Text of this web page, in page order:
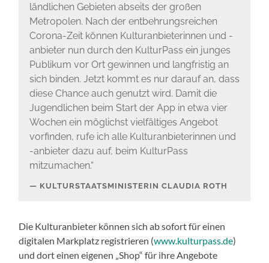
ländlichen Gebieten abseits der großen
Metropolen. Nach der entbehrungsreichen
Corona-Zeit können Kulturanbieterinnen und -
anbieter nun durch den KulturPass ein junges
Publikum vor Ort gewinnen und langfristig an
sich binden. Jetzt kommt es nur darauf an, dass
diese Chance auch genutzt wird. Damit die
Jugendlichen beim Start der App in etwa vier
Wochen ein möglichst vielfältiges Angebot
vorfinden, rufe ich alle Kulturanbieterinnen und
-anbieter dazu auf, beim KulturPass
mitzumachen.“
KULTURSTAATSMINISTERIN CLAUDIA ROTH
Die Kulturanbieter können sich ab sofort für einen
digitalen Markplatz registrieren (www.kulturpass.de)
und dort einen eigenen „Shop“ für ihre Angebote